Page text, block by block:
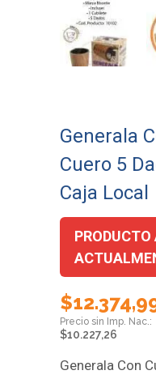
Generala
Cuero 5
Caja Local
PRODUCTO
$
$10.227,26
Generala Con